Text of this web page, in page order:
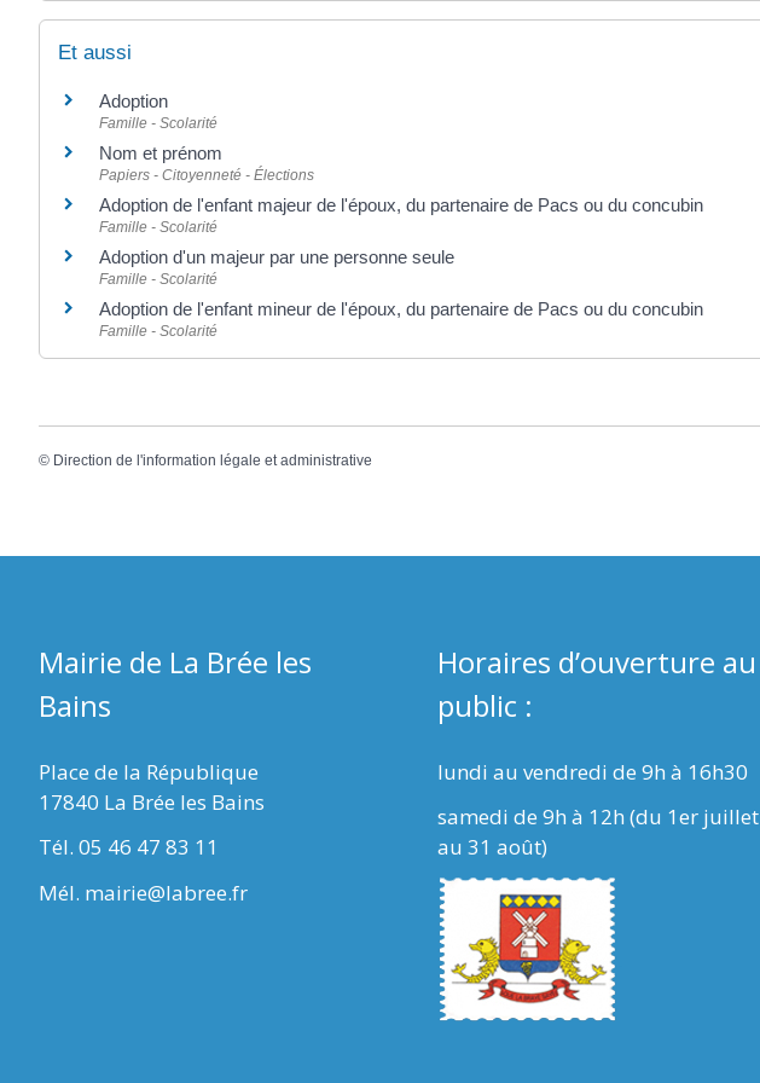
Et aussi
Adoption
Famille - Scolarité
Nom et prénom
Papiers - Citoyenneté - Élections
Adoption de l'enfant majeur de l'époux, du partenaire de Pacs ou du concubin
Famille - Scolarité
Adoption d'un majeur par une personne seule
Famille - Scolarité
Adoption de l'enfant mineur de l'époux, du partenaire de Pacs ou du concubin
Famille - Scolarité
© Direction de l'information légale et administrative
Mairie de La Brée les
Bains
Place de la République
17840 La Brée les Bains
Tél. 05 46 47 83 11
Mél. mairie@labree.fr
Horaires d’ouverture au
public :
lundi au vendredi de 9h à 16h30
samedi de 9h à 12h (du 1er juillet
au 31 août)